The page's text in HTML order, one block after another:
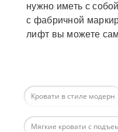
нужно иметь с
с фабричной
лифт вы можете
Кровати в стиле модерн
Мягкие кровати с